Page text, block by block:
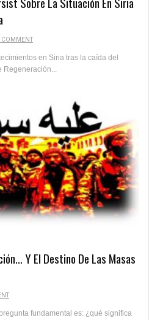
COMMENT
en Siria tras la caída del
Y El Destino De Las Masas
fundamental es: ¿qué significa